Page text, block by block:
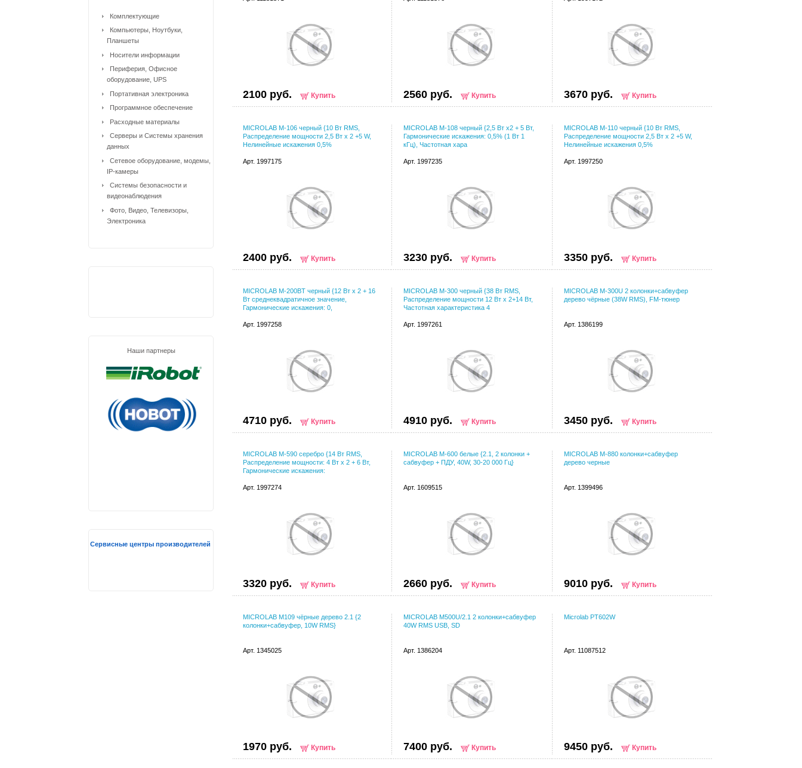
2100 руб. Купить 2560 руб. Купить 3670 руб. Купить
MICROLAB M-106 черный {10 Вт RMS,
Распределение мощности 2,5 Вт х 2 +5 W,
Нелинейные искажения 0,5%
Арт. 1997175
2400 руб. Купить
MICROLAB M-108 черный {2,5 Вт x2 + 5 Вт,
Гармонические искажения: 0,5% (1 Вт 1
кГц), Частотная хара
Арт. 1997235
3230 руб. Купить
MICROLAB M-110 черный {10 Вт RMS,
Распределение мощности 2,5 Вт х 2 +5 W,
Нелинейные искажения 0,5%
Арт. 1997250
3350 руб. Купить
MICROLAB M-200BT черный {12 Вт x 2 + 16
Вт среднеквадратичное значение,
Гармонические искажения: 0,
Арт. 1997258
4710 руб. Купить
MICROLAB M-300 черный {38 Вт RMS,
Распределение мощности 12 Вт х 2+14 Вт,
Частотная характеристика 4
Арт. 1997261
4910 руб. Купить
MICROLAB M-300U 2 колонки+сабвуфер
дерево чёрные (38W RMS), FM-тюнер
Арт. 1386199
3450 руб. Купить
MICROLAB M-590 серебро {14 Вт RMS,
Распределение мощности: 4 Вт x 2 + 6 Вт,
Гармонические искажения:
Арт. 1997274
3320 руб. Купить
MICROLAB M-600 белые {2.1, 2 колонки +
сабвуфер + ПДУ, 40W, 30-20 000 Гц}
Арт. 1609515
2660 руб. Купить
MICROLAB M-880 колонки+сабвуфер
дерево черные
Арт. 1399496
9010 руб. Купить
MICROLAB M109 чёрные дерево 2.1 {2
колонки+сабвуфер, 10W RMS}
Арт. 1345025
1970 руб. Купить
MICROLAB M500U/2.1 2 колонки+сабвуфер
40W RMS USB, SD
Арт. 1386204
7400 руб. Купить
Microlab PT602W
Арт. 11087512
9450 руб. Купить
Комплектующие
Компьютеры, Ноутбуки,
Планшеты
Носители информации
Периферия, Офисное
оборудование, UPS
Портативная электроника
Программное обеспечение
Расходные материалы
Серверы и Системы хранения
данных
Сетевое оборудование, модемы,
IP-камеры
Системы безопасности и
видеонаблюдения
Фото, Видео, Телевизоры,
Электроника
Наши партнеры
Сервисные центры производителей